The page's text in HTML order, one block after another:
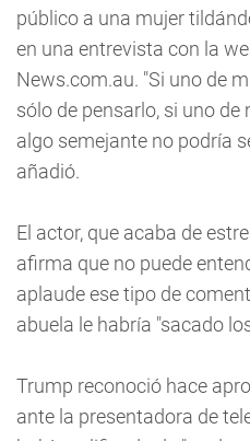
público a una mujer
en una entrevista con la
News.com.au. "Si uno de
sólo de pensarlo, si uno
algo semejante no podría
añadió.
El actor, que acaba de
afirma que no puede
aplaude ese tipo de
abuela le habría "sacado
Trump reconoció hace
ante la presentadora de